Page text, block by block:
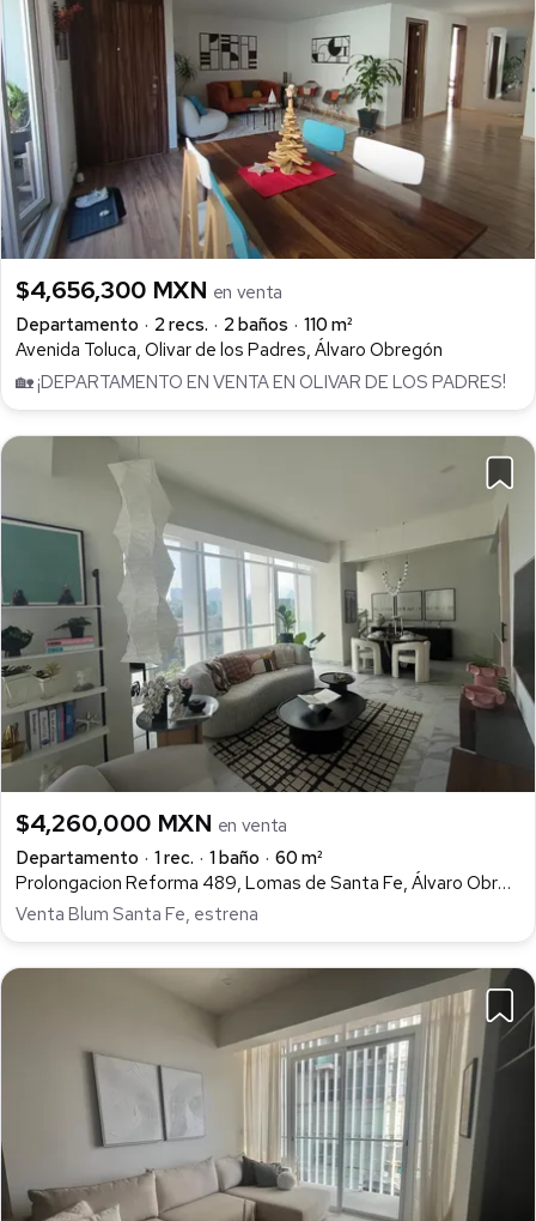
$4,656,300 MXN en venta
Departamento
2 recs. 2 baños
110 m²
Avenida Toluca, Olivar de los Padres, Álvaro Obregón
🏡 ¡DEPARTAMENTO EN VENTA EN OLIVAR DE LOS PADRES!
$4,260,000 MXN en venta
Departamento
1 rec. 1 baño
60 m²
Prolongacion Reforma 489, Lomas de Santa Fe, Álvaro Obregón
Venta Blum Santa Fe, estrena